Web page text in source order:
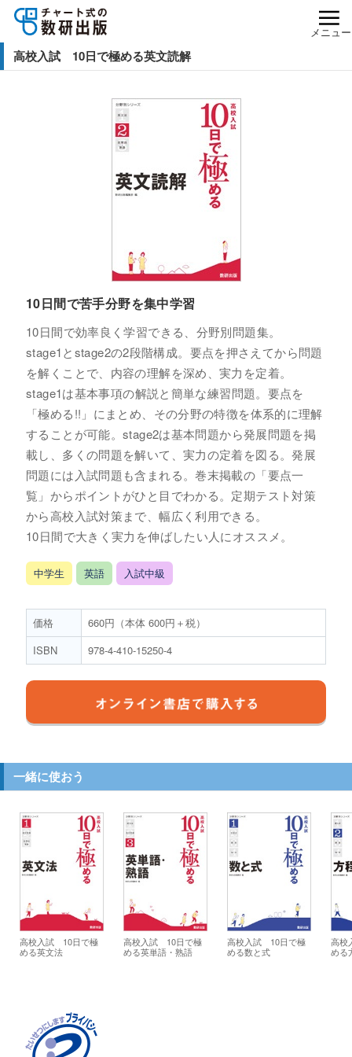
メニュー
高校入試 10日で極める英文読解
10日間で苦手分野を集中学習
10日間で効率良く学習できる、分野別問題集。
stage1とstage2の2段階構成。要点を押さえてから問題
を解くことで、内容の理解を深め、実力を定着。
stage1は基本事項の解説と簡単な練習問題。要点を
「極める!!」にまとめ、その分野の特徴を体系的に理解
することが可能。stage2は基本問題から発展問題を掲
載し、多くの問題を解いて、実力の定着を図る。発展
問題には入試問題も含まれる。巻末掲載の「要点一
覧」からポイントがひと目でわかる。定期テスト対策
から高校入試対策まで、幅広く利用できる。
10日間で大きく実力を伸ばしたい人にオススメ。
中学生 英語 入試中級
価格
660円（本体 600円＋税）
ISBN
978-4-410-15250-4
一緒に使おう
高校入試 10日で極
める英文法
高校入試 10日で極
める英単語・熟語
高校入試 10日で極
める数と式
高校
める